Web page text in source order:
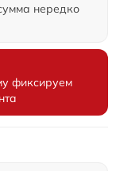
нередко
фиксируем